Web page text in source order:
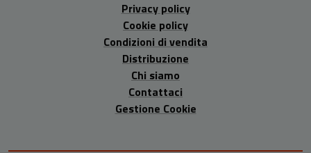
Privacy policy
Cookie policy
Condizioni di vendita
Distribuzione
Chi siamo
Contattaci
Gestione Cookie